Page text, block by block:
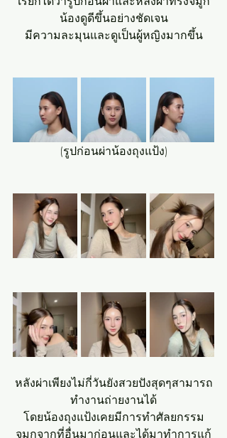
น้องดูดีขึ้นอย่างชัดเจน
มีความละมุนและดูเป็นผู้หญิงมากขึ้น
(รูปก่อนผ่าน้องถุงแป้ง)
หลังผ่าเพียงไม่กี่วันยังสวยปังสุดๆสามารถ
ทำงานถ่ายงานได้
โดยน้องถุงแป้งเคยมีการทำศัลยกรรม
จมูกจากที่อื่นมาก่อนและได้มาทำการแก้